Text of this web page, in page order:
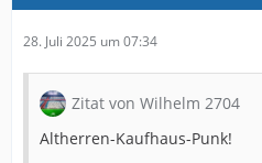
28. Juli 2025 um 07:34
Zitat von Wilhelm 2704
Altherren-Kaufhaus-Punk!